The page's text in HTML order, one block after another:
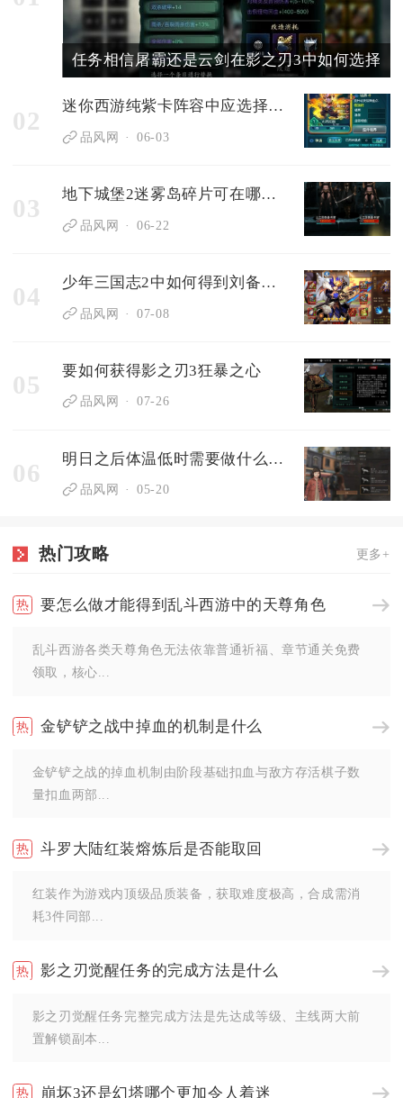
任务相信屠霸还是云剑在影之刃3中如何选择
02 迷你西游纯紫卡阵容中应选择哪些技能卡
品风网 06-03
03 地下城堡2迷雾岛碎片可在哪里兑换
品风网 06-22
04 少年三国志2中如何得到刘备的皮肤
品风网 07-08
05 要如何获得影之刃3狂暴之心
品风网 07-26
06 明日之后体温低时需要做什么检查
品风网 05-20
热门攻略 更多+
要怎么做才能得到乱斗西游中的天尊角色
乱斗西游各类天尊角色无法依靠普通祈福、章节通关免费
领取，核心...
金铲铲之战中掉血的机制是什么
金铲铲之战的掉血机制由阶段基础扣血与敌方存活棋子数
量扣血两部...
斗罗大陆红装熔炼后是否能取回
红装作为游戏内顶级品质装备，获取难度极高，合成需消
耗3件同部...
影之刃觉醒任务的完成方法是什么
影之刃觉醒任务完整完成方法是先达成等级、主线两大前
置解锁副本...
崩坏3还是幻塔哪个更加令人着迷